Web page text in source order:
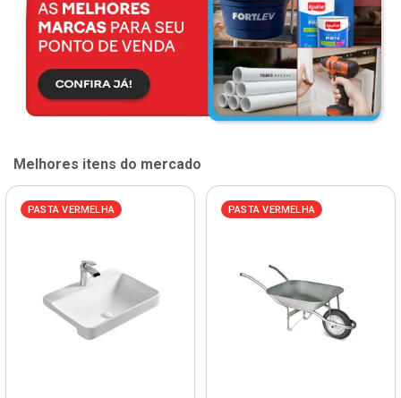
Melhores itens do mercado
PASTA VERMELHA PASTA VERMELHA